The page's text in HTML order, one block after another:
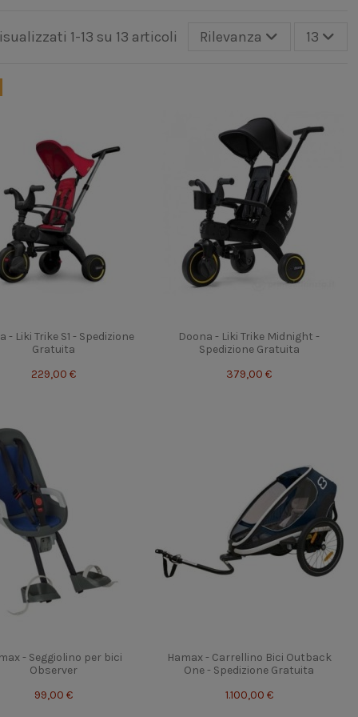
1-13 su 13 articoli Rilevanza 13
- Liki Trike S1 - Spedizione
Gratuita
229,00 €
Doona - Liki Trike Midnight -
Spedizione Gratuita
379,00 €
- Seggiolino per bici
Observer
99,00 €
Hamax - Carrellino Bici Outback
One - Spedizione Gratuita
1.100,00 €